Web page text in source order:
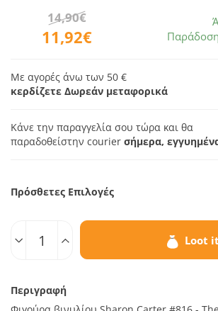
11,92€
14,90€
Με αγορές άνω των 50 €
κερδίζετε Δωρεάν μεταφορικά
Κάνε την παραγγελία σου τώρα και θα
παραδοθείστην courier σήμερα,
Πρόσθετες Επιλογές
Loot it
Περιγραφή